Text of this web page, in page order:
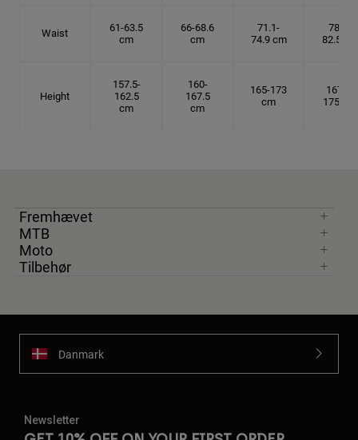
Waist
61-63.5
cm
66-68.6
cm
71.1-
74.9 cm
78.7-
82.5 cm
Height
157.5-
162.5
cm
160-
167.5
cm
165-173
cm
167.5-
175 cm
Fremhævet
MTB
Moto
Tilbehør
Danmark
Newsletter